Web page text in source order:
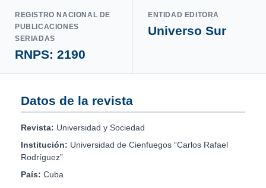
REGISTRO NACIONAL DE
PUBLICACIONES
SERIADAS
RNPS: 2190
ENTIDAD EDITORA
Universo Sur
Datos de la revista
Revista: Universidad y Sociedad
Institución: Universidad de Cienfuegos “Carlos Rafael
Rodríguez”
País: Cuba